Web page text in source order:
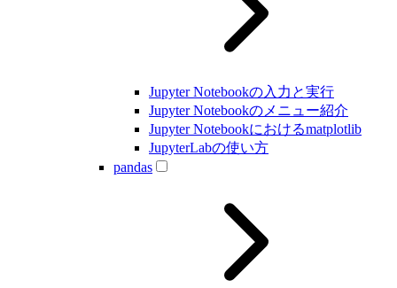
Jupyter Notebookの入力と実行
Jupyter Notebookのメニュー紹介
Jupyter Notebookにおけるmatplotlib
JupyterLabの使い方
pandas